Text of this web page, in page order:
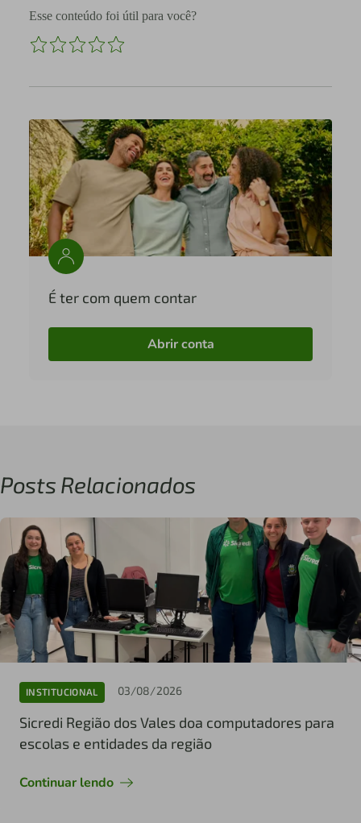
Esse conteúdo foi útil para você?
É ter com quem contar
Abrir conta
Posts Relacionados
INSTITUCIONAL 03/08/2026
Sicredi Região dos Vales doa computadores para
escolas e entidades da região
Continuar lendo